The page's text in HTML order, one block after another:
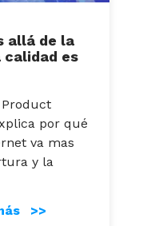
allá de la
es
Product
por qué
va mas
y la
>>